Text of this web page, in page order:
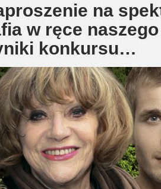
na
w ręce
konkursu…